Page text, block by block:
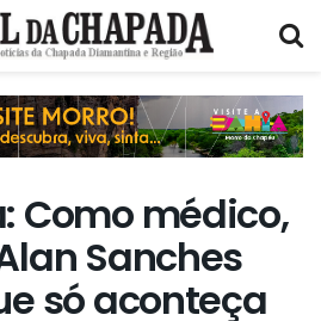
Como médico,
Sanches
só aconteça